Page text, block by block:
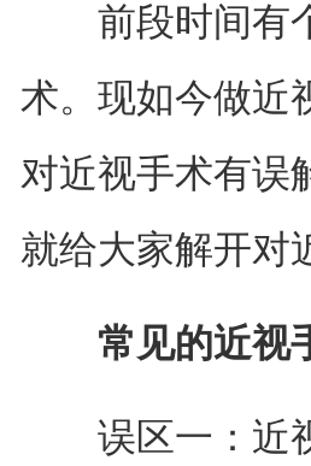
前段时间有个
术。现如今做近
对近视手术有误
就给大家解开对
常见的近视
误区一：近